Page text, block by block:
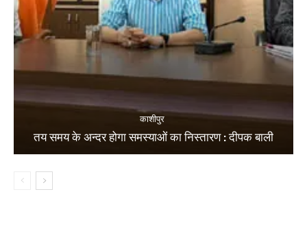
काशीपुर
तय समय के अन्दर होगा समस्याओं का निस्तारण : दीपक बाली